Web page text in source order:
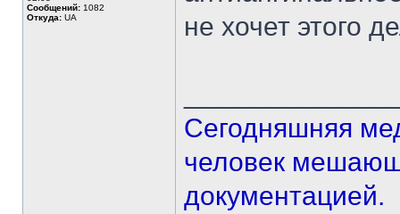
Сообщений: 1082
Откуда: UA
не хочет этого
Сегодняшняя
человек
документацией.